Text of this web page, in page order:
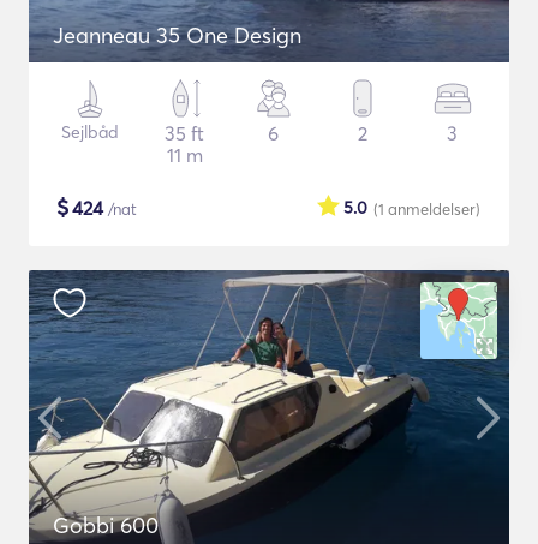
Jeanneau 35 One Design
Sejlbåd
35 ft
11 m
6 2 3
$424/nat (1 anmeldelser)
5.0
Gobbi 600